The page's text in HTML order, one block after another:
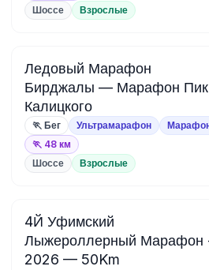
Шоссе Взрослые
Ледовый Марафон
Бирджалы — Марафон Пик
Калицкого
🏃 Бег Ультрамарафон
🏃 48 км
Шоссе Взрослые
4Й Уфимский
Лыжероллерный Марафон
2026 — 50Km